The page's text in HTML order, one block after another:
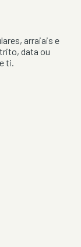
arraiais e
data ou
ti.